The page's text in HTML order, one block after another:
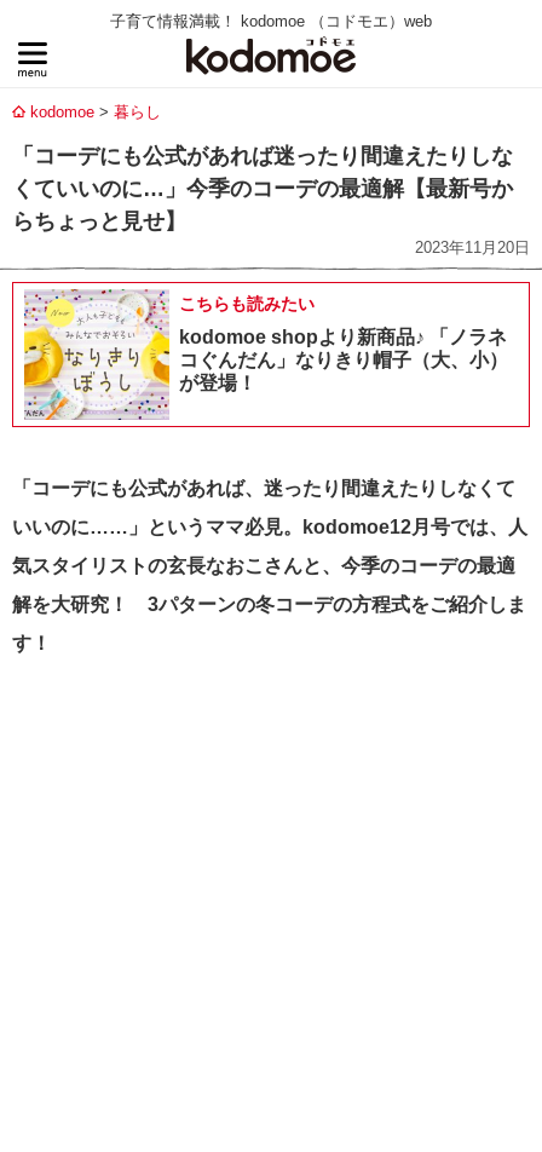
子育て情報満載！ kodomoe （コドモエ）web
kodomoe 暮らし
「コーデにも公式があれば迷ったり間違えたりしな
くていいのに…」今季のコーデの最適解【最新号か
らちょっと見せ】
2023年11月20日
こちらも読みたい
kodomoe shopより新商品♪ 「ノラネ
コぐんだん」なりきり帽子（大、小）
が登場！
「コーデにも公式があれば、迷ったり間違えたりしなくて
いいのに……」というママ必見。kodomoe12月号では、
人
気スタイリストの玄長なおこさんと、今季のコーデの最適
解を大研究！ 3パターンの冬コーデの方程式をご紹介しま
す！